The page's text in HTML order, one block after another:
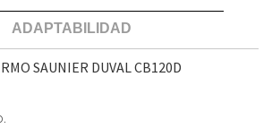
ADAPTABILIDAD
SAUNIER DUVAL CB120D